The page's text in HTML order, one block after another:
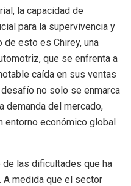
la capacidad de
para la supervivencia y
de esto es Chirey, una
que se enfrenta a
caída en sus ventas
no solo se enmarca
demanda del mercado,
entorno económico global
las dificultades que ha
medida que el sector